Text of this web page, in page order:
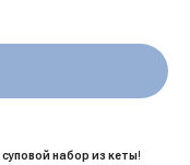
суповой набор из кеты!